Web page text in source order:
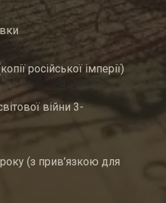
російської імперії)
війни 3-
(з прив’язкою для